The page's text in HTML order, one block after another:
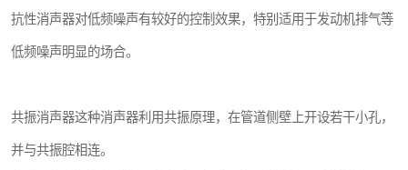
抗性消声器对低频噪声有较好的控制效果，特别适用于发动机排气等
低频噪声明显的场合。
共振消声器这种消声器利用共振原理，在管道侧壁上开设若干小孔，
并与共振腔相连。